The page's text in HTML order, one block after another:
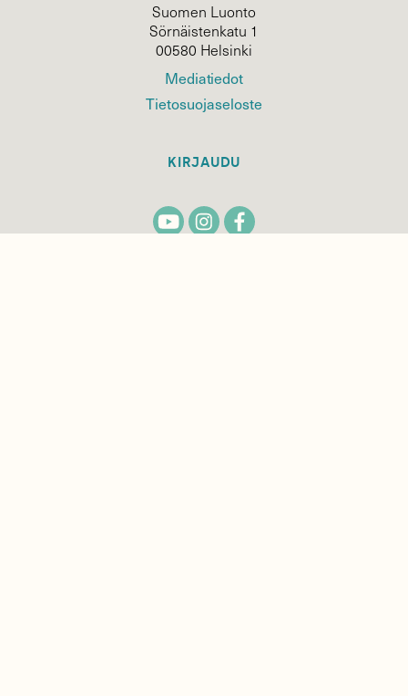
Suomen Luonto
Sörnäistenkatu 1
00580 Helsinki
Mediatiedot
Tietosuojaseloste
KIRJAUDU